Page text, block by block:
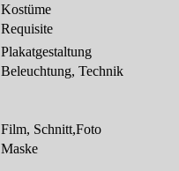
Kostüme
Requisite
Plakatgestaltung
Beleuchtung, Technik
Film, Schnitt,Foto
Maske